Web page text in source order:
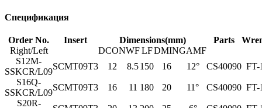
Спецификация
Order No. Insert Dimensions(mm) Parts
Right/Left
DCONWFLFDMINGAMF
S12M-
SSKCR/L09
SCMT09T3 12 8.5150 16 12° CS40090 FT-
S16Q-
SSKCR/L09
SCMT09T3 16 11 180 20 11° CS40090 FT-
S20R-